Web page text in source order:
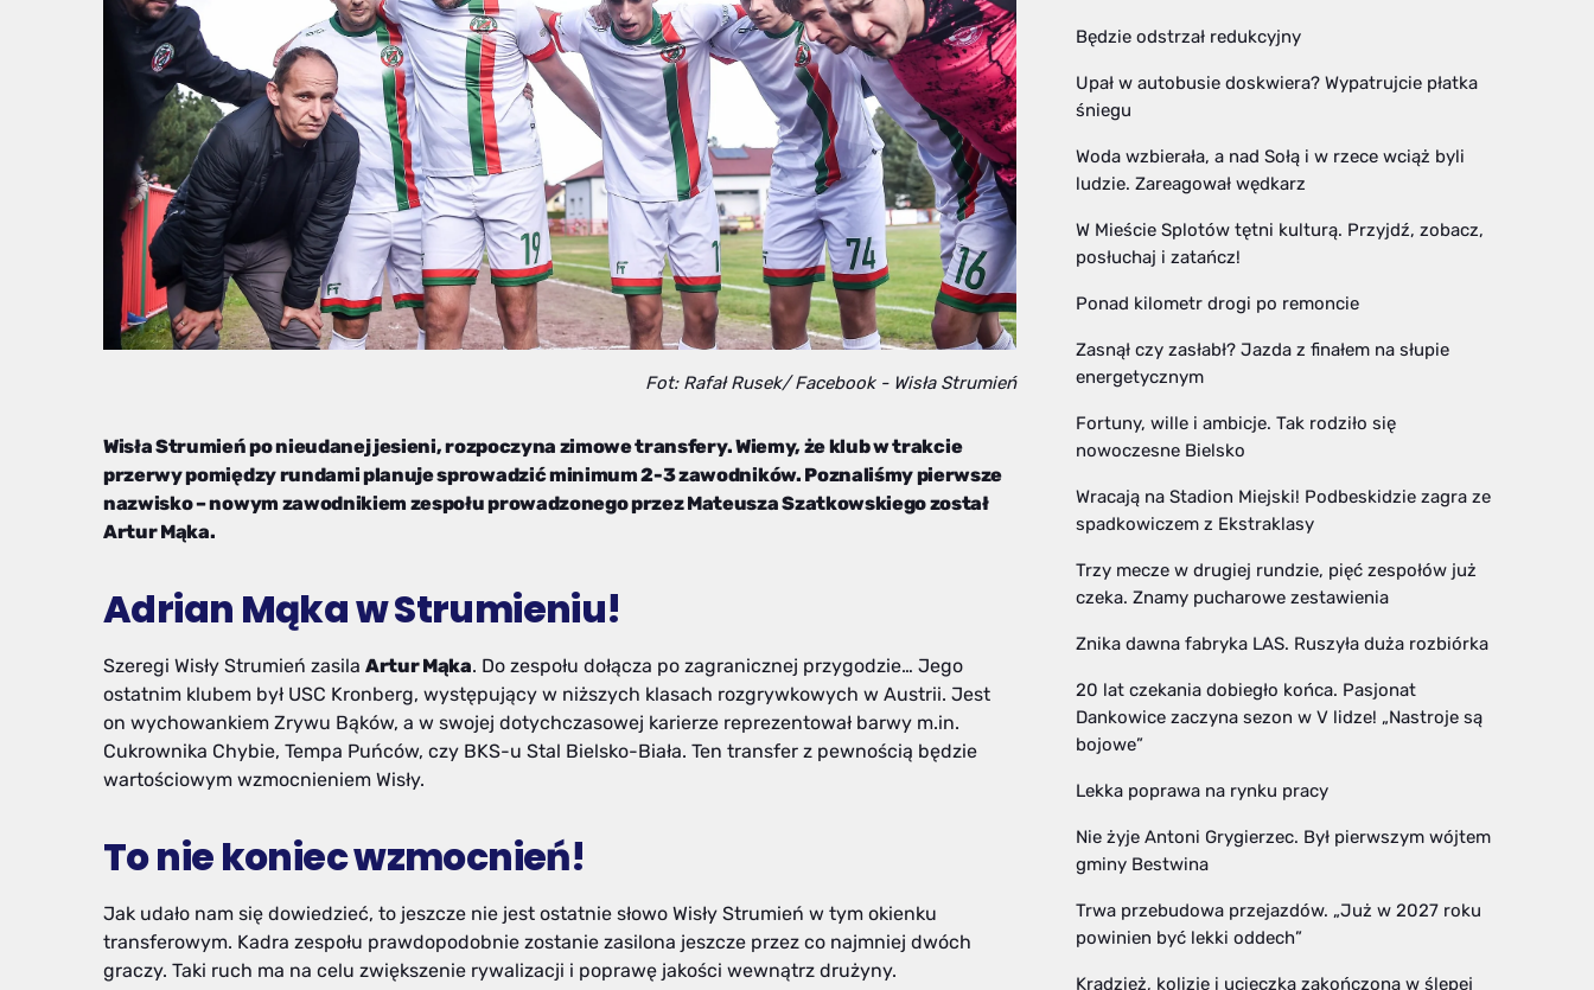
Fot: Rafał Rusek/ Facebook - Wisła Strumień
Wisła Strumień po nieudanej jesieni, rozpoczyna zimowe transfery. Wiemy, że klub w trakcie
przerwy pomiędzy rundami planuje sprowadzić minimum 2-3 zawodników. Poznaliśmy pierwsze
nazwisko – nowym zawodnikiem zespołu prowadzonego przez Mateusza Szatkowskiego został
Artur Mąka.
Adrian Mąka w Strumieniu!
Szeregi Wisły Strumień zasila Artur Mąka. Do zespołu dołącza po zagranicznej przygodzie… Jego
ostatnim klubem był USC Kronberg, występujący w niższych klasach rozgrywkowych w Austrii. Jest
on wychowankiem Zrywu Bąków, a w swojej dotychczasowej karierze reprezentował barwy m.in.
Cukrownika Chybie, Tempa Puńców, czy BKS-u Stal Bielsko-Biała. Ten transfer z pewnością będzie
wartościowym wzmocnieniem Wisły.
To nie koniec wzmocnień!
Jak udało nam się dowiedzieć, to jeszcze nie jest ostatnie słowo Wisły Strumień w tym okienku
transferowym. Kadra zespołu prawdopodobnie zostanie zasilona jeszcze przez co najmniej dwóch
graczy. Taki ruch ma na celu zwiększenie rywalizacji i poprawę jakości wewnątrz drużyny.
Będzie odstrzał redukcyjny
Upał w autobusie doskwiera? Wypatrujcie płatka
śniegu
Woda wzbierała, a nad Sołą i w rzece wciąż byli
ludzie. Zareagował wędkarz
W Mieście Splotów tętni kulturą. Przyjdź, zobacz,
posłuchaj i zatańcz!
Ponad kilometr drogi po remoncie
Zasnął czy zasłabł? Jazda z finałem na słupie
energetycznym
Fortuny, wille i ambicje. Tak rodziło się
nowoczesne Bielsko
Wracają na Stadion Miejski! Podbeskidzie zagra ze
spadkowiczem z Ekstraklasy
Trzy mecze w drugiej rundzie, pięć zespołów już
czeka. Znamy pucharowe zestawienia
Znika dawna fabryka LAS. Ruszyła duża rozbiórka
20 lat czekania dobiegło końca. Pasjonat
Dankowice zaczyna sezon w V lidze! „Nastroje są
bojowe”
Lekka poprawa na rynku pracy
Nie żyje Antoni Grygierzec. Był pierwszym wójtem
gminy Bestwina
Trwa przebudowa przejazdów. „Już w 2027 roku
powinien być lekki oddech”
Kradzież, kolizje i ucieczka zakończona w ślepej